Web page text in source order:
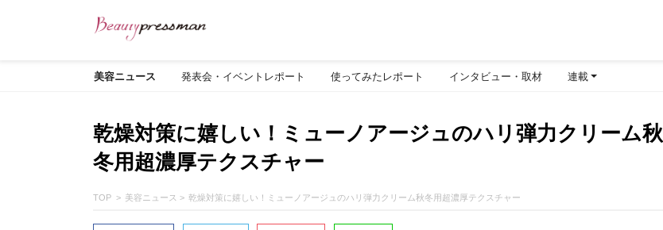
美容ニュース 発表会・イベントレポート 使ってみたレポート インタビュー・取材 連載
乾燥対策に嬉しい！ミューノアージュのハリ弾力クリーム秋
冬用超濃厚テクスチャー
TOP 美容ニュース 乾燥対策に嬉しい！ミューノアージュのハリ弾力クリーム秋冬用超濃厚テクスチャー